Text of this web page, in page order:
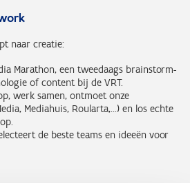
naar creatie:
Marathon, een tweedaags brainstorm-
of content bij de VRT.
werk samen, ontmoet onze
Mediahuis, Roularta,...) en los echte
de beste teams en ideeën voor